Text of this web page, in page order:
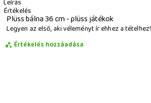
Leírás
Értékelés
Plüss bálna 36 cm - plüss játékok
Legyen az első, aki véleményt ír ehhez a tételhez!
Értékelés hozzáadása